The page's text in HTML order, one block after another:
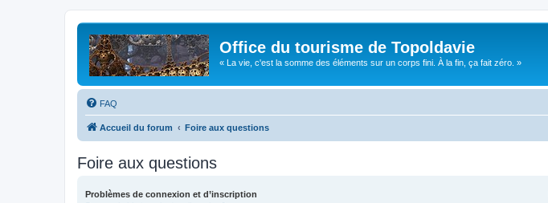
Office du tourisme de Topoldavie
« La vie, c'est la somme des éléments sur un corps fini. À la fin, ça fait zéro. »
FAQ
Accueil du forum Foire aux questions
Foire aux questions
Problèmes de connexion et d’inscription